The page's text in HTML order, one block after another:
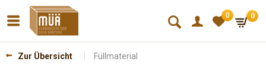
0 0
*
Zur Übersicht Füllmaterial